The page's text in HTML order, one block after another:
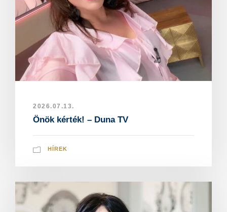
2026.07.13.
Önök kérték! – Duna TV
HÍREK